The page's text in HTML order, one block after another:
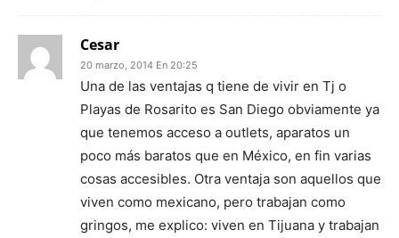
Cesar
20 marzo, 2014 En 20:25
Una de las ventajas q tiene de vivir en Tj o
Playas de Rosarito es San Diego obviamente ya
que tenemos acceso a outlets, aparatos un
poco más baratos que en México, en fin varias
cosas accesibles. Otra ventaja son aquellos que
viven como mexicano, pero trabajan como
gringos, me explico: viven en Tijuana y trabajan